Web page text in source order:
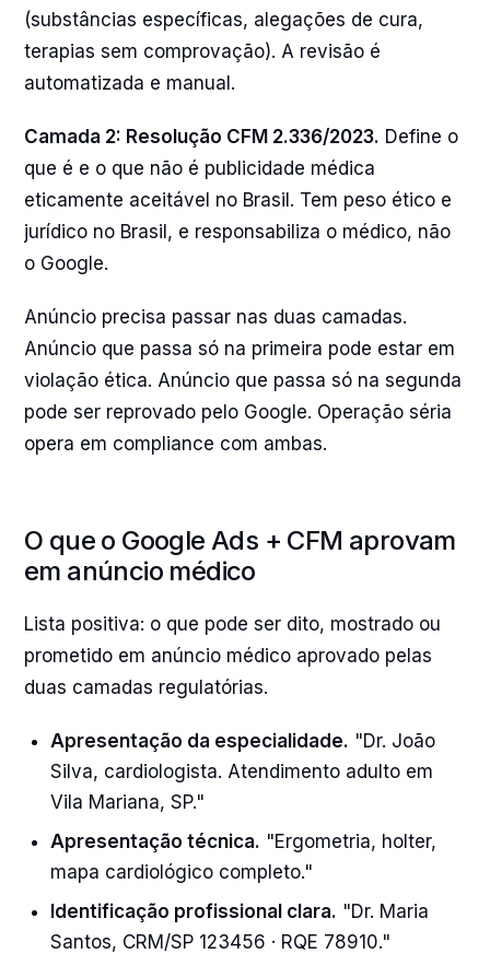
(substâncias específicas, alegações de cura,
terapias sem comprovação). A revisão é
automatizada e manual.
Camada 2: Resolução CFM 2.336/2023. Define o
que é e o que não é publicidade médica
eticamente aceitável no Brasil. Tem peso ético e
jurídico no Brasil, e responsabiliza o médico, não
o Google.
Anúncio precisa passar nas duas camadas.
Anúncio que passa só na primeira pode estar em
violação ética. Anúncio que passa só na segunda
pode ser reprovado pelo Google. Operação séria
opera em compliance com ambas.
O que o Google Ads + CFM aprovam
em anúncio médico
Lista positiva: o que pode ser dito, mostrado ou
prometido em anúncio médico aprovado pelas
duas camadas regulatórias.
Apresentação da especialidade. "Dr. João
Silva, cardiologista. Atendimento adulto em
Vila Mariana, SP."
Apresentação técnica. "Ergometria, holter,
mapa cardiológico completo."
Identificação profissional clara. "Dr. Maria
Santos, CRM/SP 123456 · RQE 78910."